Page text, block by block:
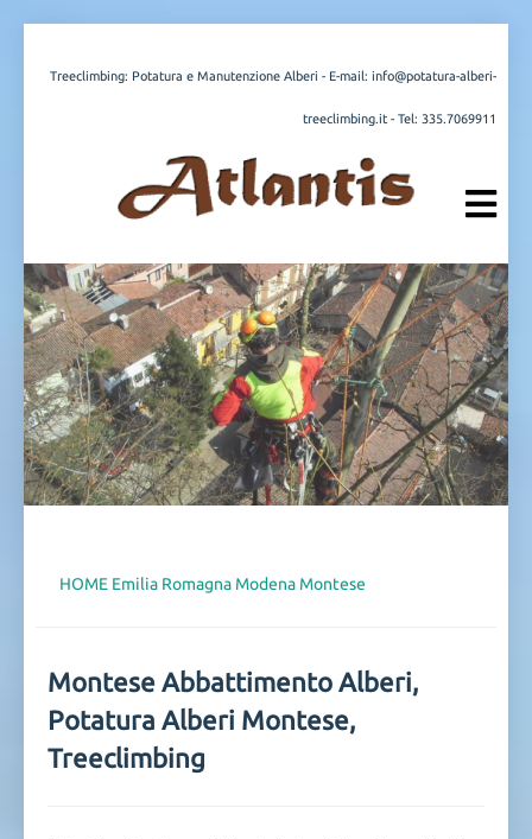
Treeclimbing: Potatura e Manutenzione Alberi - E-mail: info@potatura-alberi-
treeclimbing.it - Tel: 335.7069911
HOME Emilia Romagna Modena Montese
Montese Abbattimento Alberi,
Potatura Alberi Montese,
Treeclimbing